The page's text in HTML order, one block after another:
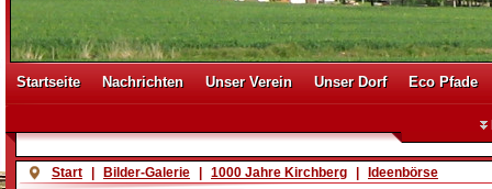
Startseite Nachrichten Unser Verein Unser Dorf Eco Pfade
Start Bilder-Galerie 1000 Jahre Kirchberg Ideenbörse